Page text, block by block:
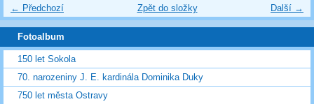
← Předchozí Další →
Zpět do složky
Fotoalbum
150 let Sokola
70. narozeniny J. E. kardinála Dominika Duky
750 let města Ostravy